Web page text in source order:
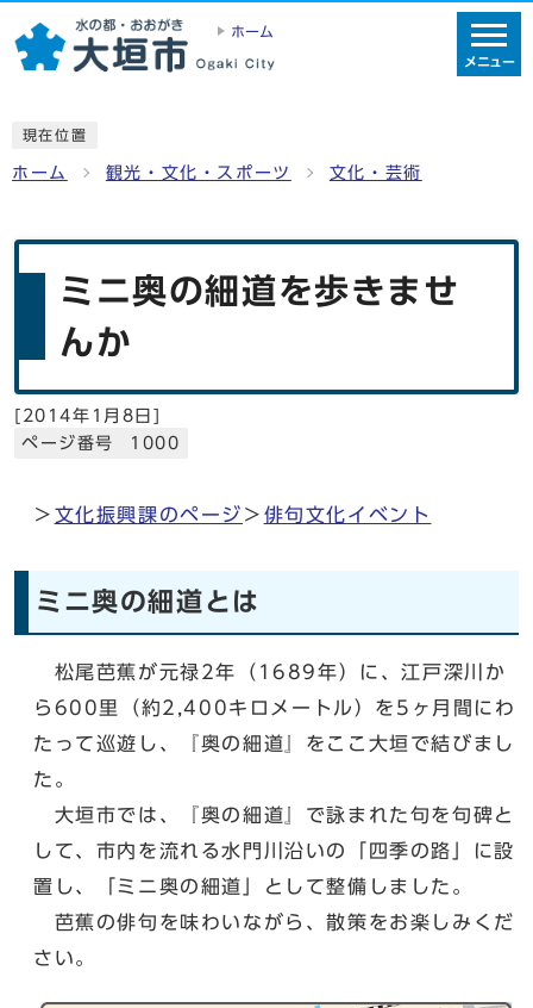
ホーム
メニュー
現在位置
ホーム 観光・文化・スポーツ 文化・芸術
ミニ奥の細道を歩きませ
んか
[ 2014年1月8日]
ページ番号 1000
＞ 文化振興課のページ ＞ 俳句文化イベント
ミニ奥の細道とは
松尾芭蕉が元禄2年（1689年）に、江戸深川か
ら600里（約2,400キロメートル）を5ヶ月間にわ
たって巡遊し、『奥の細道』をここ大垣で結びまし
た。
大垣市では、『奥の細道』で詠まれた句を句碑と
して、市内を流れる水門川沿いの「四季の路」に設
置し、「ミニ奥の細道」として整備しました。
芭蕉の俳句を味わいながら、散策をお楽しみくだ
さい。